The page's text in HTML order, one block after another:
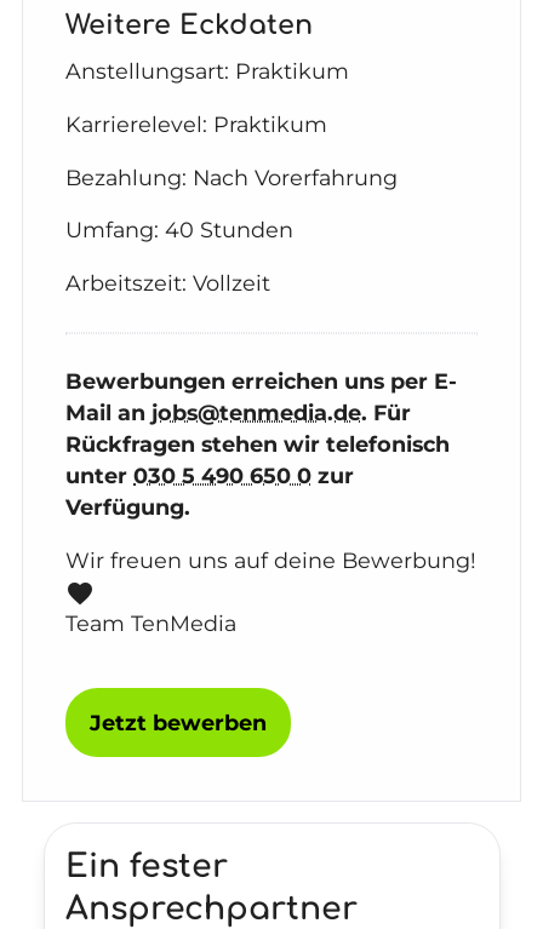
Weitere Eckdaten
Anstellungsart: Praktikum
Karrierelevel: Praktikum
Bezahlung: Nach Vorerfahrung
Umfang: 40 Stunden
Arbeitszeit: Vollzeit
Bewerbungen erreichen uns per E-
Mail an jobs@tenmedia.de. Für
Rückfragen stehen wir telefonisch
unter030 5 490 650 0 zur
Verfügung.
Wir freuen uns auf deine Bewerbung!

Team TenMedia
Jetzt bewerben
Ein fester
Ansprechpartner